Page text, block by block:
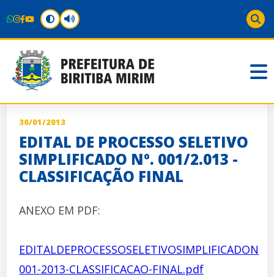
30/01/2013
EDITAL DE PROCESSO SELETIVO
SIMPLIFICADO Nº. 001/2.013 -
CLASSIFICAÇÃO FINAL
ANEXO EM PDF:
EDITALDEPROCESSOSELETIVOSIMPLIFICADON
001-2013-CLASSIFICACAO-FINAL.pdf